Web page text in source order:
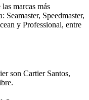
marcas más
Seamaster, Speedmaster,
y Professional, entre
son Cartier Santos,